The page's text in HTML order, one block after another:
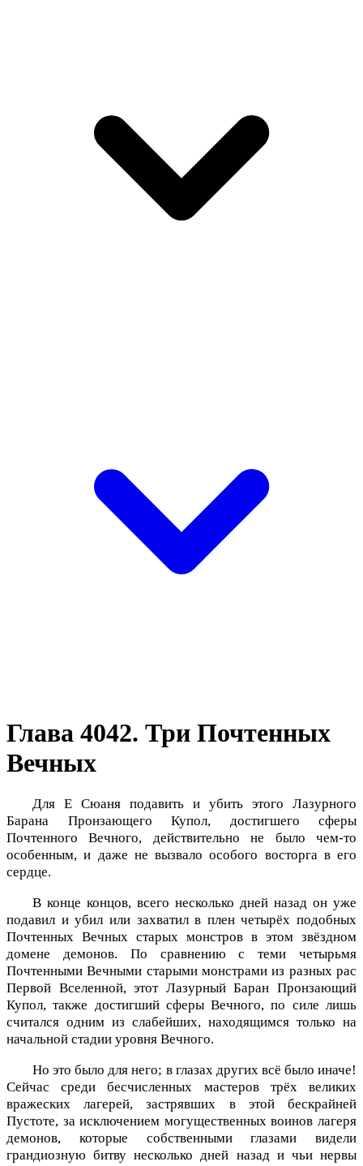
Глава 4042. Три Почтенных
Вечных
Для Е Сюаня подавить и убить этого Лазурного
Барана Пронзающего Купол, достигшего сферы
Почтенного Вечного, действительно не было чем-то
особенным, и даже не вызвало особого восторга в его
сердце.
В конце концов, всего несколько дней назад он уже
подавил и убил или захватил в плен четырёх подобных
Почтенных Вечных старых монстров в этом звёздном
домене демонов. По сравнению с теми четырьмя
Почтенными Вечными старыми монстрами из разных рас
Первой Вселенной, этот Лазурный Баран Пронзающий
Купол, также достигший сферы Вечного, по силе лишь
считался одним из слабейших, находящимся только на
начальной стадии уровня Вечного.
Но это было для него; в глазах других всё было иначе!
Сейчас среди бесчисленных мастеров трёх великих
вражеских лагерей, застрявших в этой бескрайней
Пустоте, за исключением могущественных воинов лагеря
демонов, которые собственными глазами видели
грандиозную битву несколько дней назад и чьи нервы